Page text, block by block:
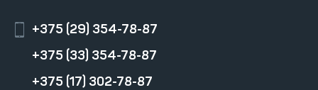
+375 (29) 354-78-87
+375 (33) 354-78-87
+375 (17) 302-78-87